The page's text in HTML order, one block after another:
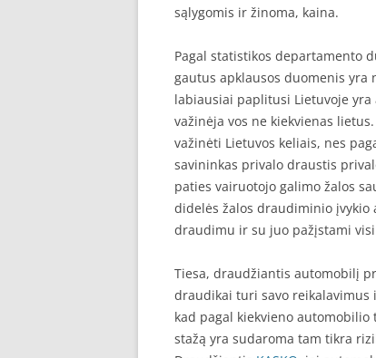
sąlygomis ir žinoma, kaina.
Pagal statistikos departamento
gautus apklausos duomenis
labiausiai paplitusi Lietuvoje
važinėja vos ne kiekvienas
važinėti Lietuvos keliais, nes
savininkas privalo draustis
paties vairuotojo galimo žalos
didelės žalos draudiminio įvykio
draudimu ir su juo pažįstami
Tiesa, draudžiantis automobilį
draudikai turi savo reikalavimus
kad pagal kiekvieno
stažą yra sudaroma tam tikra